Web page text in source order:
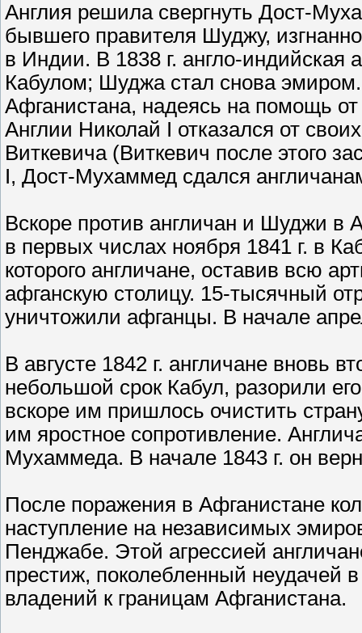
Англия решила свергнуть Дост-
бывшего правителя Шуджу,
в Индии. В 1838 г. англо-индийская
Кабулом; Шуджа стал снова
Афганистана, надеясь на помощь
Англии Николай I отказался от
Виткевича (Виткевич после этого
I, Дост-Мухаммед сдался
Вскоре против англичан и Шуджи в
в первых числах ноября 1841 г. в
которого англичане, оставив всю
афганскую столицу. 15-тысячный
уничтожили афганцы. В начале
В августе 1842 г. англичане вновь
небольшой срок Кабул, разорили
вскоре им пришлось очистить
им яростное сопротивление.
Мухаммеда. В начале 1843 г. он
После поражения в Афганистане
наступление на независимых
Пенджабе. Этой агрессией
престиж, поколебленный неудачей
владений к границам Афганистана.